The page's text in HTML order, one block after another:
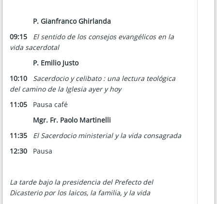
P. Gianfranco Ghirlanda
09:15
El sentido de los consejos evangélicos en la
vida sacerdotal
P. Emilio Justo
10:10 Sacerdocio y celibato : una lectura teológica
del camino de la Iglesia ayer y hoy
11:05
Pausa café
Mgr. Fr. Paolo Martinelli
11:35 El Sacerdocio ministerial y la vida consagrada
12:30
Pausa
La tarde bajo la presidencia del Prefecto del
Dicasterio por los laicos, la familia, y la vida